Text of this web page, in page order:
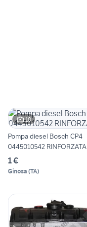
10
Pompa diesel Bosch CP4
0445010542 RINFORZATA
1 €
Ginosa (TA)